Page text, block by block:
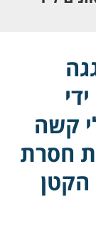
קשה
חסרת
הקטן